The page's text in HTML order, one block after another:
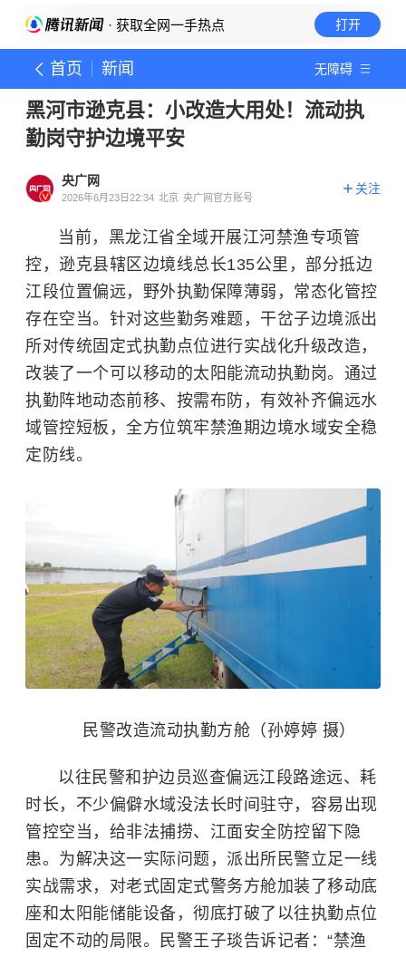
· 获取全网一手热点 打开
首页 新闻 无障碍
黑河市逊克县：小改造大用处！流动执
勤岗守护边境平安
央广网
2026年6月23日22:34 北京 央广网官方账号
关注
当前，黑龙江省全域开展江河禁渔专项管
控，逊克县辖区边境线总长135公里，部分抵边
江段位置偏远，野外执勤保障薄弱，常态化管控
存在空当。针对这些勤务难题，干岔子边境派出
所对传统固定式执勤点位进行实战化升级改造，
改装了一个可以移动的太阳能流动执勤岗。通过
执勤阵地动态前移、按需布防，有效补齐偏远水
域管控短板，全方位筑牢禁渔期边境水域安全稳
定防线。
民警改造流动执勤方舱（孙婷婷 摄）
以往民警和护边员巡查偏远江段路途远、耗
时长，不少偏僻水域没法长时间驻守，容易出现
管控空当，给非法捕捞、江面安全防控留下隐
患。为解决这一实际问题，派出所民警立足一线
实战需求，对老式固定式警务方舱加装了移动底
座和太阳能储能设备，彻底打破了以往执勤点位
固定不动的局限。民警王子琰告诉记者：“禁渔